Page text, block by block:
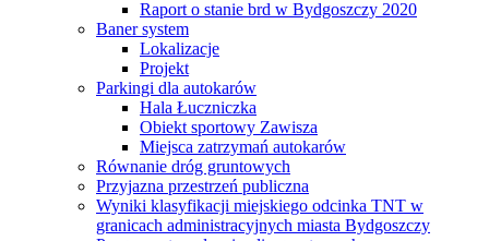
Raport o stanie brd w Bydgoszczy 2020
Baner system
Lokalizacje
Projekt
Parkingi dla autokarów
Hala Łuczniczka
Obiekt sportowy Zawisza
Miejsca zatrzymań autokarów
Równanie dróg gruntowych
Przyjazna przestrzeń publiczna
Wyniki klasyfikacji miejskiego odcinka TNT w
granicach administracyjnych miasta Bydgoszczy